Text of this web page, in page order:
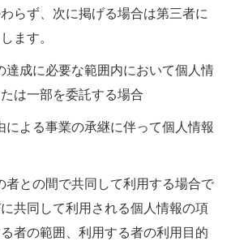
らず、次に掲げる場合は第三者に
ます。
達成に必要な範囲内において個人情
は一部を委託する場合
による事業の承継に伴って個人情報
者との間で共同して利用する場合で
共同して利用される個人情報の項
者の範囲、利用する者の利用目的